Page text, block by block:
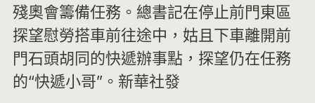
殘奧會籌備任務。總書記在停止前門東區
探望慰勞搭車前往途中，姑且下車離開前
門石頭胡同的快遞辦事點，探望仍在任務
的“快遞小哥”。新華社發